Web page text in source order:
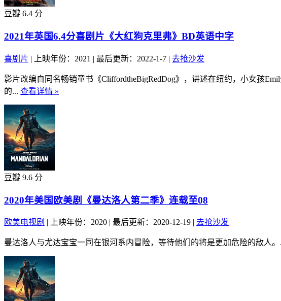
豆瓣 6.4 分
2021年英国6.4分喜剧片《大红狗克里弗》BD英语中字
喜剧片 | 上映年份：2021 | 最后更新：2022-1-7 | 去抢沙发
影片改编自同名畅销童书《CliffordtheBigRedDog》，讲述在纽约，小女孩
的... 查看详情 »
豆瓣 9.6 分
2020年美国欧美剧《曼达洛人第二季》连载至08
欧美电视剧 | 上映年份：2020 | 最后更新：2020-12-19 | 去抢沙发
曼达洛人与尤达宝宝一同在银河系内冒险，等待他们的将是更加危险的敌人。